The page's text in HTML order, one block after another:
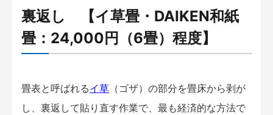
裏返し 【イ草畳・DAIKEN和紙
畳：24,000円（6畳）程度】
畳表と呼ばれるイ草 （ゴザ）の部分を畳床から剥が
し、裏返して貼り直す作業で、最も経済的な方法で